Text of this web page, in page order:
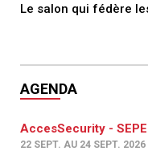
Le salon qui fédère
AGENDA
AccesSecurity -
22 SEPT. AU 24 SEPT. 2026